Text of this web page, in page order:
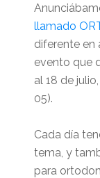
llamado
diferente en
evento que
al 18 de
05).
Cada día
tema, y
para